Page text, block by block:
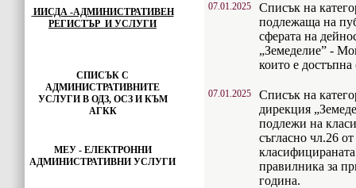
ИИСДА -АДМИНИСТРАТИВЕН
РЕГИСТЪР И УСЛУГИ
СПИСЪК С
АДМИНИСТРАТИВНИТЕ
УСЛУГИ В ОДЗ, ОСЗ И КЪМ
АГКК
МЕУ - ЕЛЕКТРОННИ
АДМИНИСТРАТИВНИ УСЛУГИ
07.01.2025
Списък на
подлежаща на
сферата на
„Земеделие” -
които е
07.01.2025
Списък на
дирекция
подлежи на
съгласно чл.26
правилника за
година.